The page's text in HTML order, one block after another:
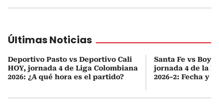
Últimas Noticias
Deportivo Pasto vs Deportivo Cali
HOY, jornada 4 de Liga Colombiana
2026: ¿A qué hora es el partido?
Santa Fe vs
jornada 4 de la
2026-2: Fecha y